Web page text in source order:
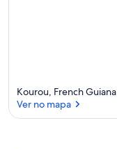
Kourou, French Guiana
Ver no mapa